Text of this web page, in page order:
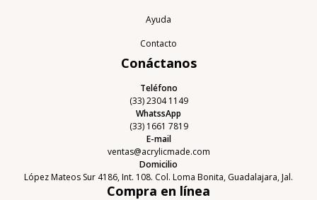
Ayuda
Contacto
Conáctanos
Teléfono
(33) 2304 1149
WhatssApp
(33) 1661 7819
E-mail
ventas@acrylicmade.com
Domicilio
López Mateos Sur 4186, Int. 108. Col. Loma Bonita, Guadalajara, Jal.
Compra en línea